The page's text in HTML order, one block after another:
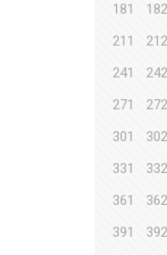
181
182
211
212
241
242
271
272
301
302
331
332
361
362
391
392